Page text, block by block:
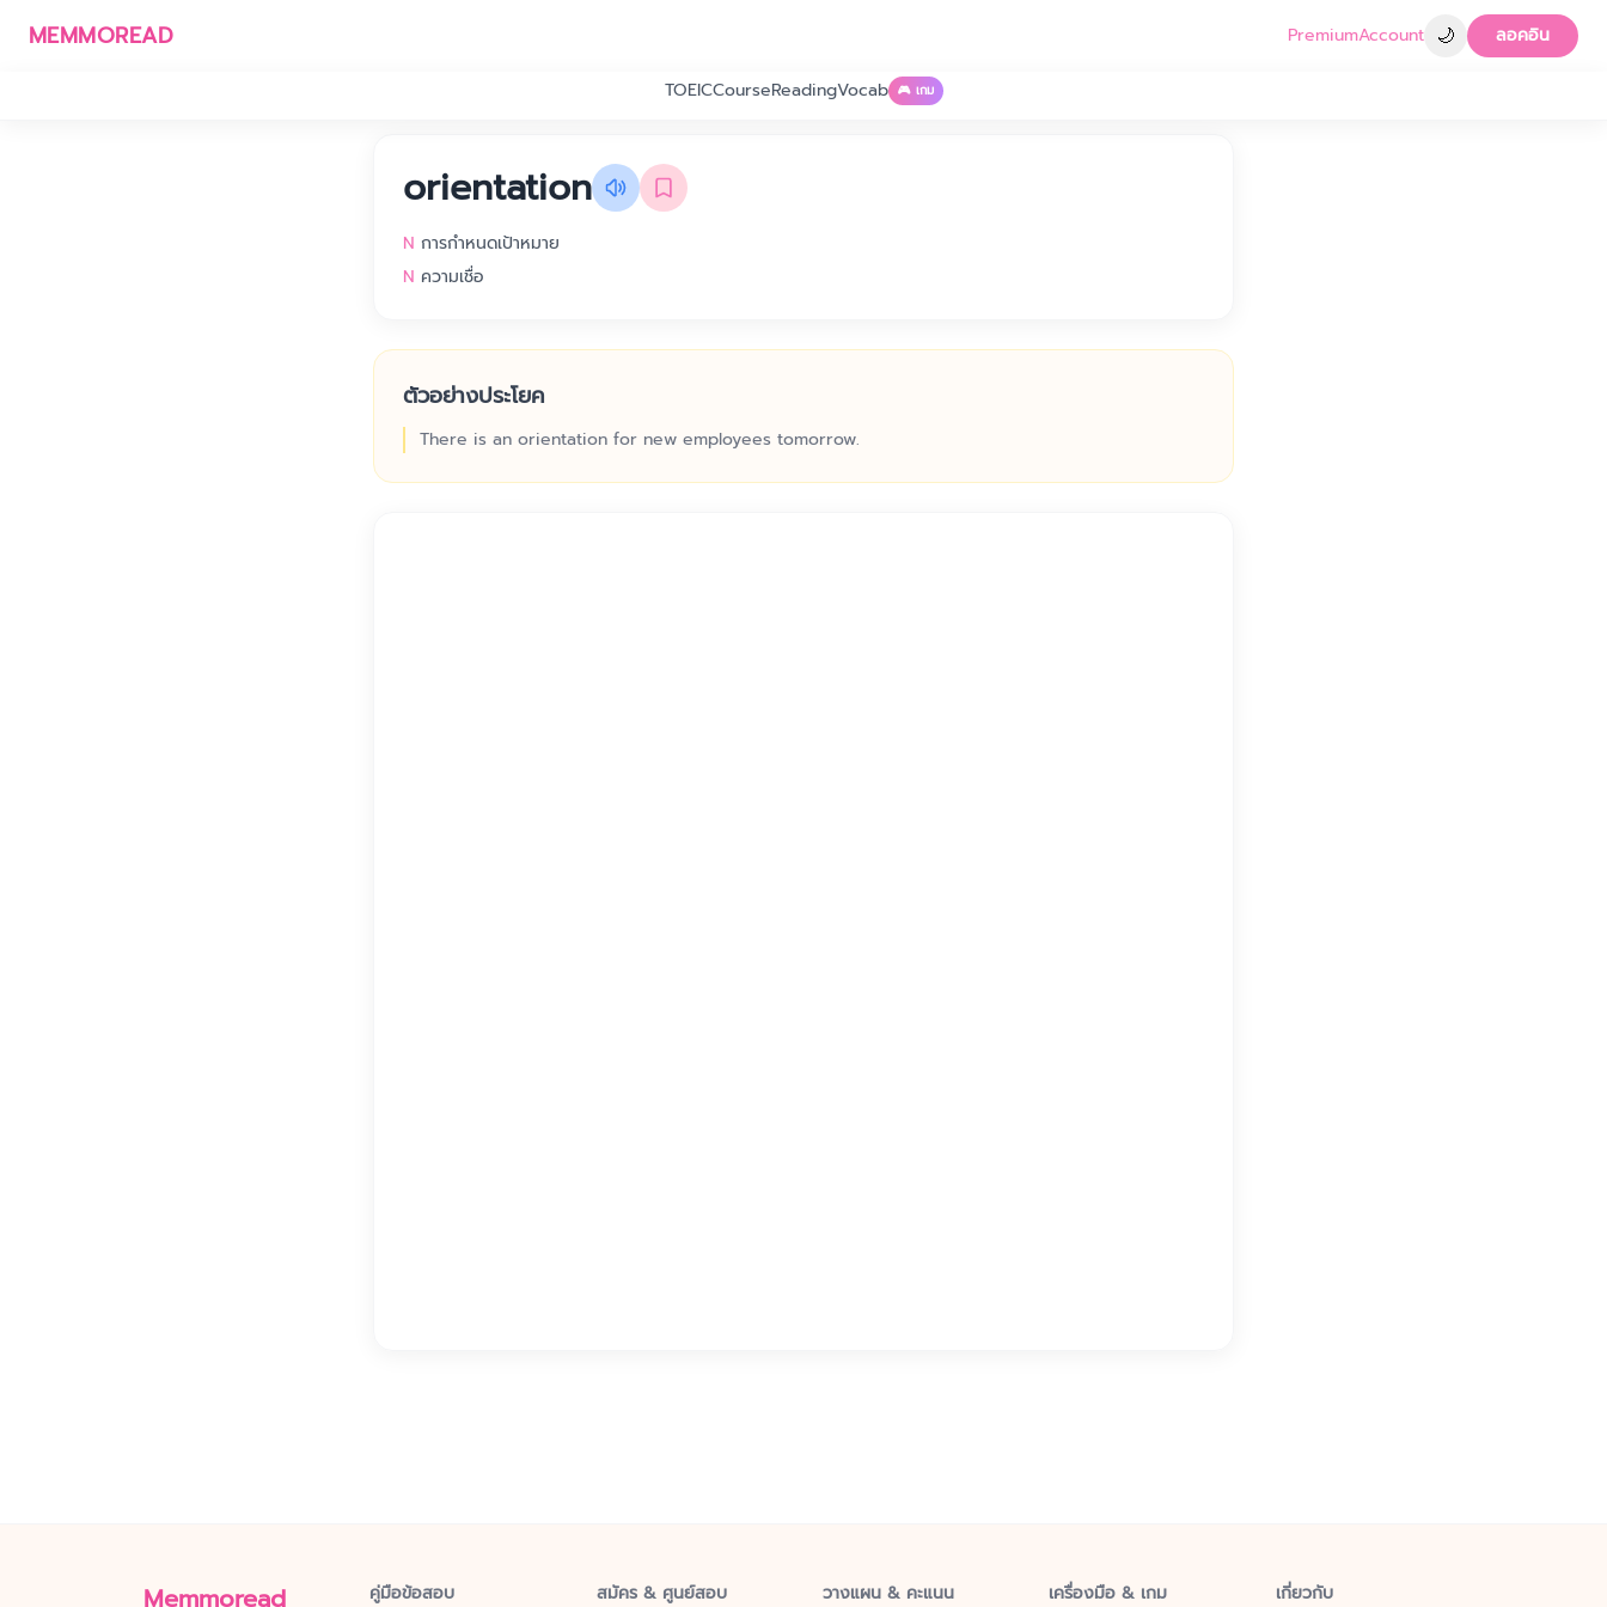
MEMMOREAD PremiumAccount 🌙 ลอคอิน
TOEICCourseReadingVocab 🎮 เกม
orientation
N การกำหนดเป้าหมาย
N ความเชื่อ
ตัวอย่างประโยค
There is an orientation for new employees tomorrow.
Memmoread คู่มือข้อสอบ สมัคร & ศูนย์สอบ วางแผน & คะแนน เครื่องมือ & เกม เกี่ยวกับ